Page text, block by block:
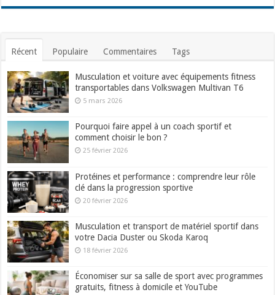
Récent Populaire Commentaires Tags
Musculation et voiture avec équipements fitness
transportables dans Volkswagen Multivan T6
5 mars 2026
Pourquoi faire appel à un coach sportif et
comment choisir le bon ?
25 février 2026
Protéines et performance : comprendre leur rôle
clé dans la progression sportive
20 février 2026
Musculation et transport de matériel sportif dans
votre Dacia Duster ou Skoda Karoq
18 février 2026
Économiser sur sa salle de sport avec programmes
gratuits, fitness à domicile et YouTube